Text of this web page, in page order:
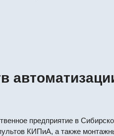
предприятие в
КИПиА, а также